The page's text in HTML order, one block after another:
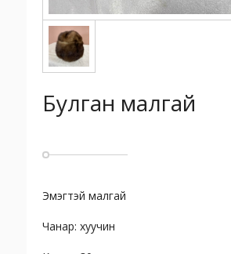
Булган малгай
Эмэгтэй малгай
Чанар: хуучин